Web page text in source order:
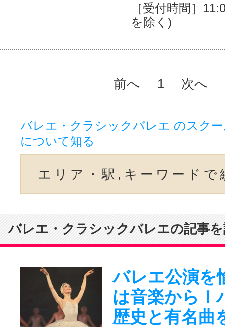
［受付時間］
を除く)
前へ 1 次へ
バレエ・クラシックバレエ のスク
について知る
エリア・駅,キーワードで
バレエ・クラシックバレエの記事
バレエ公演を
は音楽から！
歴史と有名曲